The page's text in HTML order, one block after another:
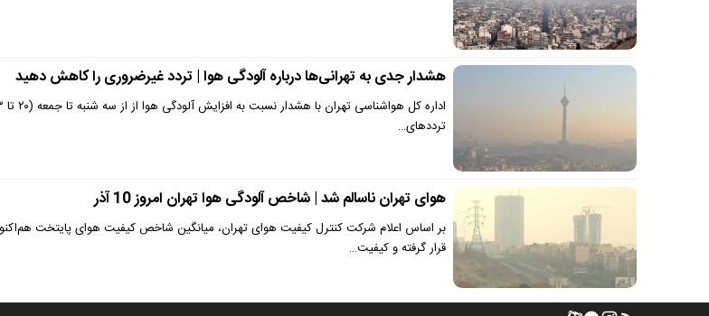
هشدار جدی به تهرانی‌ها درباره آلودگی هوا | تردد غیرضروری را کاهش دهید
ترددهای…
هوای تهران ناسالم شد | شاخص آلودگی هوا تهران امروز 10 آذر
قرار گرفته و کیفیت…